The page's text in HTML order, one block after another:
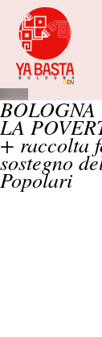
LA
+ raccolta
sostegno
Popolari